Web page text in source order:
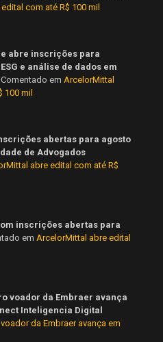
com até R$ 100 mil
abre inscrições para
e análise de dados em
Comentado em ArcelorMittal
100 mil
abertas para agosto
de Advogados
abre edital com até R$
inscrições abertas para
em ArcelorMittal abre edital
voador da Embraer avança
Inteligencia Digital
da Embraer avança em